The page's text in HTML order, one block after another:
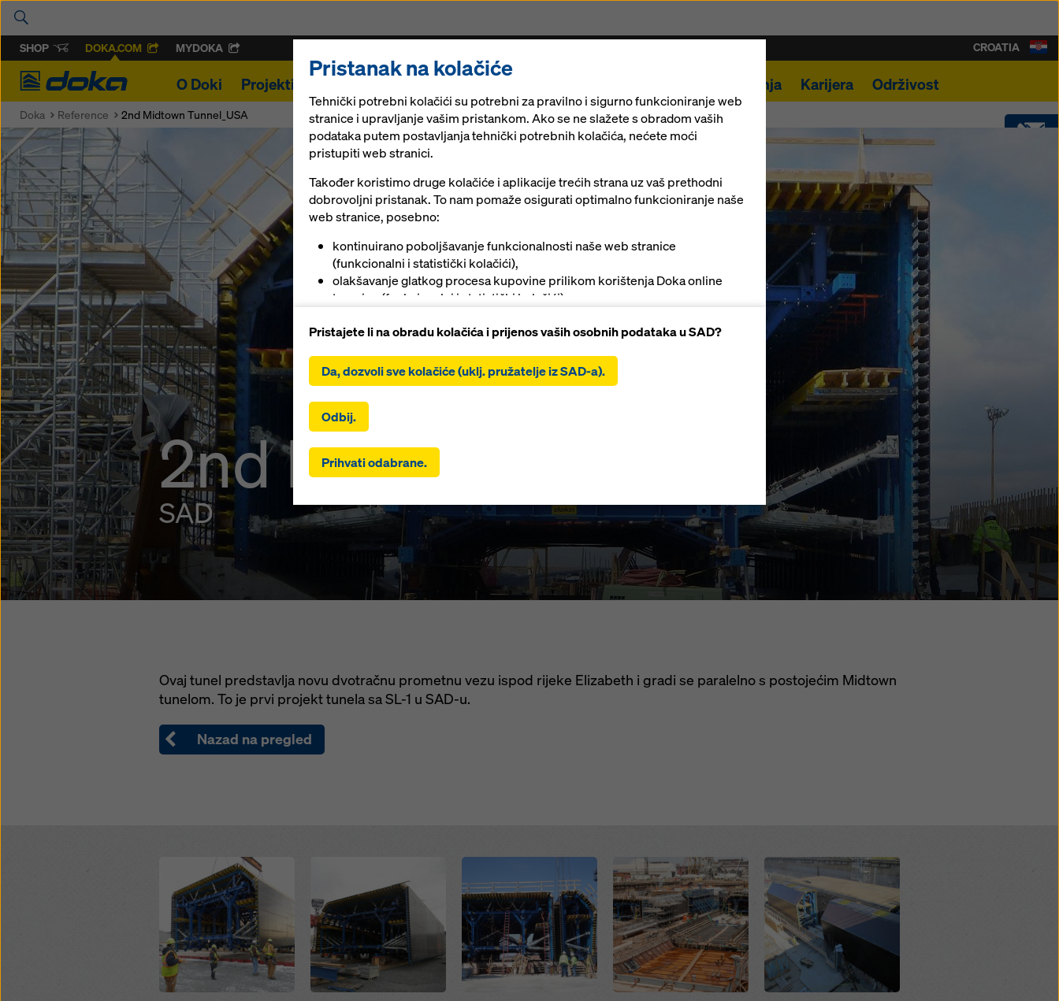
SHOP DOKA.COM MYDOKA
Doka
O Doki Projekti Digitalna rješenja Karijera Održivost
CROATIA
Doka Reference 2nd Midtown Tunnel_USA
2nd Midtown Tunnel
SAD
Ovaj tunel predstavlja novu dvotračnu prometnu vezu ispod rijeke Elizabeth i gradi se paralelno s postojećim Midtown
tunelom. To je prvi projekt tunela sa SL-1 u SAD-u.
Nazad na pregled
Open Open Open
Pristanak na kolačiće
Tehnički potrebni kolačići su potrebni za pravilno i sigurno funkcioniranje web
stranice i upravljanje vašim pristankom. Ako se ne slažete s obradom vaših
podataka putem postavljanja tehnički potrebnih kolačića, nećete moći
pristupiti web stranici.
Također koristimo druge kolačiće i aplikacije trećih strana uz vaš prethodni
dobrovoljni pristanak. To nam pomaže osigurati optimalno funkcioniranje naše
web stranice, posebno:
kontinuirano poboljšavanje funkcionalnosti naše web stranice
(funkcionalni i statistički kolačići),
olakšavanje glatkog procesa kupovine prilikom korištenja Doka online
trgovine (funkcionalni i statistički kolačići),
(marketinški kolačići).
Klikom na ‘Dozvoli sve kolačiće (uklj. pružatelje iz SAD-a)’, pristajete na
instalaciju i korištenje svih kolačića. Klikom na ‘Prihvati odabrane’, pristajete na
uključivati prijenos podataka u treće zemlje poput SAD-a. Ako postavke koje
ste odabrali uključuju pružatelje koji prenose podatke u treće zemlje u kojima
ne postoji odluka o primjerenosti prema članku 45. GDPR-a i nema
odgovarajućih zaštitnih mjera prema članku 46. GDPR-a, vaš pristanak također
se odnosi na to. Postoji rizik da vaši podaci preneseni na ovaj način mogu biti
ne postoje učinkoviti pravni lijekovi protiv toga. Možete odbiti sve kolačiće koji
zahtijevaju pristanak klikom na ‘Odbij’ ili prilagođavanjem vaših
postavki
klikom na postavke kolačića na dnu ove web stranice i korištenjem
odgovarajućih potvrdnih okvira. Svoj pristanak možete povući u bilo kojem
trenutku s budućim učinkom i bez navođenja razloga klikom napostavke
kolačićana dnu ove web stranice.
Pristajete li na obradu kolačića i prijenos vaših osobnih podataka u SAD?
Da, dozvoli sve kolačiće (uklj. pružatelje iz SAD-a).
Odbij.
Prihvati odabrane.